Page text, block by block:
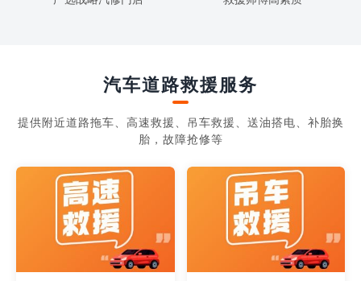
汽车道路救援服务
提供附近道路拖车、高速救援、吊车救援、送油搭电、补胎换
胎，故障抢修等